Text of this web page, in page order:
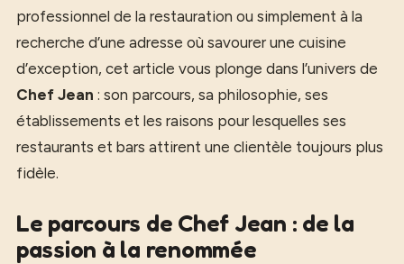
professionnel de la restauration ou simplement à la
recherche d’une adresse où savourer une cuisine
d’exception, cet article vous plonge dans l’univers de
Chef Jean : son parcours, sa philosophie, ses
établissements et les raisons pour lesquelles ses
restaurants et bars attirent une clientèle toujours plus
fidèle.
Le parcours de Chef Jean : de la
passion à la renommée